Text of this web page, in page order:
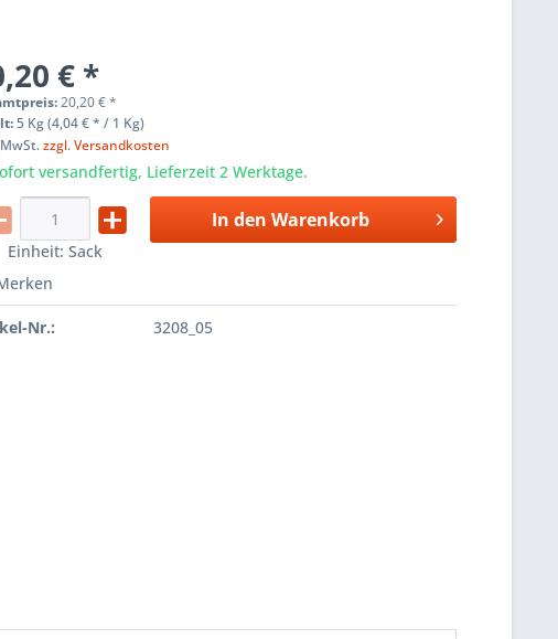
€ *
20,20€*
5 Kg (4,04 € * / 1 Kg)
zzgl. Versandkosten
versandfertig, Lieferzeit 2 Werktage.
Einheit:Sack
In den Warenkorb
Nr.: 3208_05